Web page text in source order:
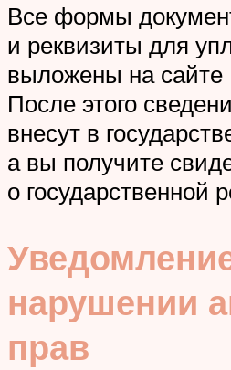
Все формы
и реквизиты для
выложены на сайте
После этого
внесут в
а вы получите
о государственной
нарушении
прав